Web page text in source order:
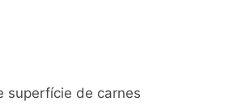
superfície de carnes